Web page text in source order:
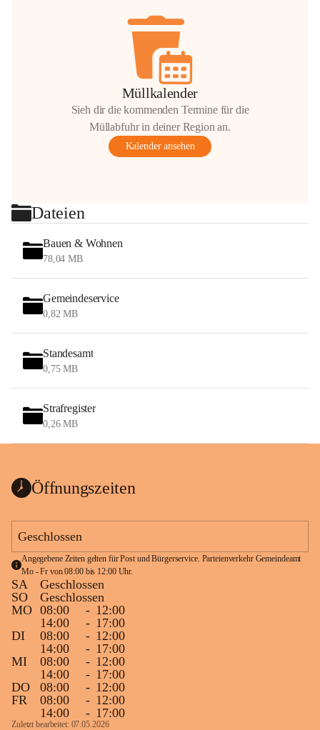
Müllkalender
Sieh dir die kommenden Termine für die
Müllabfuhr in deiner Region an.
Kalender ansehen
Dateien
Bauen & Wohnen
78,04 MB
Gemeindeservice
0,82 MB
Standesamt
0,75 MB
Strafregister
0,26 MB
Öffnungszeiten
Geschlossen
Angegebene Zeiten gelten für Post und Bürgerservice. Parteienverkehr Gemeindeamt
Mo - Fr von 08:00 bis 12:00 Uhr.
SA
Geschlossen
SO
Geschlossen
MO 08:00 - 12:00
14:00
- 17:00
DI
08:00 - 12:00
14:00
- 17:00
MI
08:00 - 12:00
14:00
- 17:00
DO
08:00 - 12:00
FR
08:00 - 12:00
14:00
- 17:00
Zuletzt bearbeitet: 07.05.2026